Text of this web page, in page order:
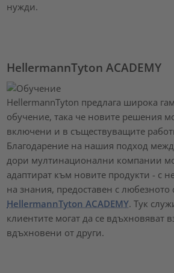
нужди.
HellermannTyton ACADEMY
HellermannTyton предлага широка
обучение, така че новите решения
включени и в съществуващите
Благодарение на нашия подход
дори мултинационални компании
адаптират към новите продукти - с
на знания, предоставен с любезното
HellermannTyton ACADEMY. Тук
клиентите могат да се вдъхновяват
вдъхновени от други.